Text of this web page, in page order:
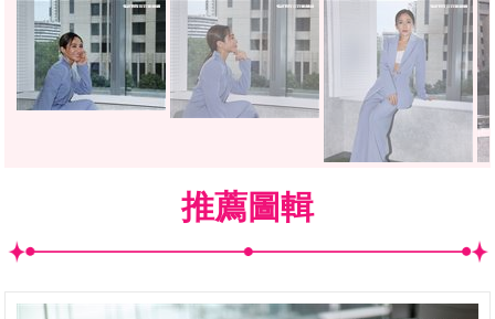
推薦圖輯